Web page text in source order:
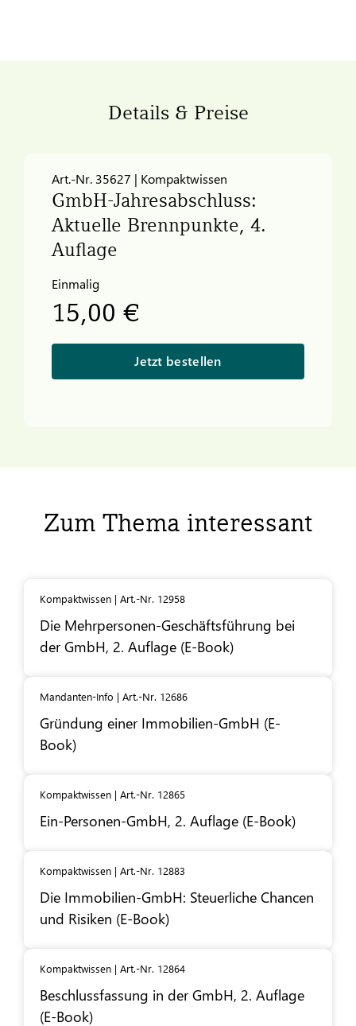
Details & Preise
Art.-Nr. 35627 | Kompaktwissen
GmbH-Jahresabschluss:
Aktuelle Brennpunkte, 4.
Auflage
Einmalig
15,00 €
Jetzt bestellen
Zum Thema interessant
Kompaktwissen | Art.-Nr. 12958
Die Mehrpersonen-Geschäftsführung bei
der GmbH, 2. Auflage (E-Book)
Mandanten-Info | Art.-Nr. 12686
Gründung einer Immobilien-GmbH (E-
Book)
Kompaktwissen | Art.-Nr. 12865
Ein-Personen-GmbH, 2. Auflage (E-Book)
Kompaktwissen | Art.-Nr. 12883
Die Immobilien-GmbH: Steuerliche Chancen
und Risiken (E-Book)
Kompaktwissen | Art.-Nr. 12864
Beschlussfassung in der GmbH, 2. Auflage
(E-Book)